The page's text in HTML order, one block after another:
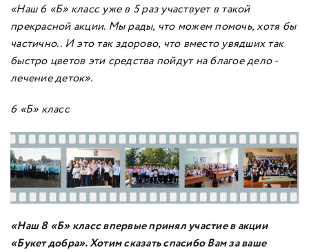
«Наш 6 «Б» класс уже в 5 раз участвует в такой
прекрасной акции. Мы рады, что можем помочь, хотя бы
частично.. И это так здорово, что вместо увядших так
быстро цветов эти средства пойдут на благое дело -
лечение деток».
6 «Б» класс
«Наш 8 «Б» класс впервые принял участие в акции
«Букет добра». Хотим сказать спасибо Вам за ваше